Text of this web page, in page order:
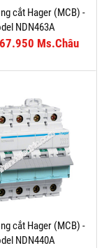
cắt Hager (MCB) -
NDN463A
Ms.Châu
cắt Hager (MCB) -
NDN440A